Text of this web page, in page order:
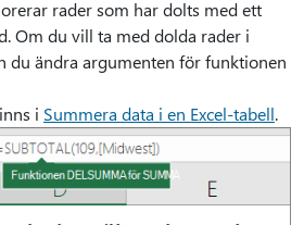
rader som har dolts med ett
Om du vill ta med dolda rader i
du ändra argumenten för funktionen
i Summera data i en Excel-tabell.